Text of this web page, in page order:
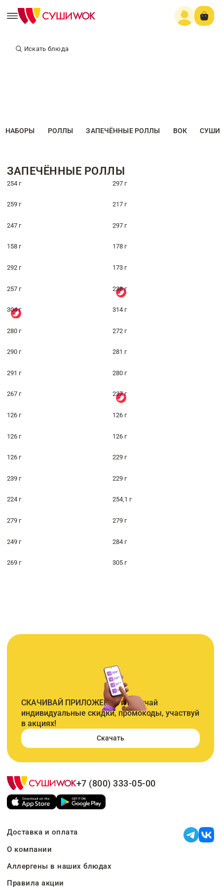
Искать блюда
НАБОРЫ РОЛЛЫ ЗАПЕЧЁННЫЕ РОЛЛЫ ВОК СУШИ
ЗАПЕЧЁННЫЕ РОЛЛЫ
254 г 297 г
259 г 217 г
247 г 297 г
158 г 178 г
292 г 173 г
257 г 238 г
304 г 314 г
280 г 272 г
290 г 281 г
291 г 280 г
267 г 237 г
126 г 126 г
126 г 126 г
126 г 229 г
239 г 229 г
224 г 254,1 г
279 г 279 г
249 г 284 г
269 г 305 г
СКАЧИВАЙ ПРИЛОЖЕНИЕ и получай
индивидуальные скидки, промокоды, участвуй
в акциях!
Скачать
+7 (800) 333-05-00
Доставка и оплата
О компании
Аллергены в наших блюдах
Правила акции